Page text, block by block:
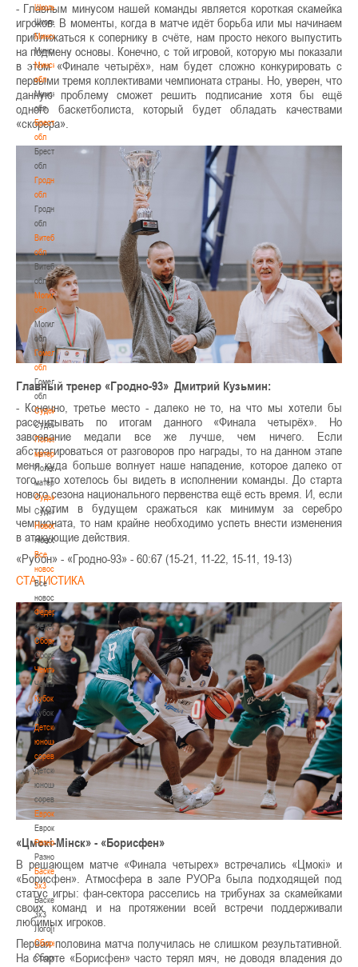
Школы
Школы
Минск
Минск
Минская
обл
Минская
обл
Брестская
обл
Брестская
обл
Гродненская
обл
Гродненская
обл
Витебская
обл
Витебская
обл
Могилевская
обл
Могилевская
обл
Гомельская
обл
Гомельская
обл
Судейство
Судейство
Полезные
материалы
Полезные
материалы
Судьи
Судьи
Новости
Новости
Все
новости
Все
новости
Федерация
Федерация
Сборные
Сборные
Чемпионат
Чемпионат
Кубок
Кубок
Детско-
юношеские
соревнования
Детско-
юношеские
соревнования
Еврокубки
Еврокубки
Разное
Разное
Баскетбол
3х3
Баскетбол
3х3
Лого[modid=121]
Сборные
Сборные
- Главным минусом нашей команды является короткая скамейка
игроков. В моменты, когда в матче идёт борьба или мы начинаем
приближаться к сопернику в счёте, нам просто некого выпустить
на подмену основы. Конечно, с той игровой, которую мы показали
в этом «Финале четырёх», нам будет сложно конкурировать с
первыми тремя коллективами чемпионата страны. Но, уверен, что
данную проблему сможет решить подписание хотя бы ещё
одного баскетболиста, который будет обладать качествами
«скорера».
Главный тренер «Гродно-93» Дмитрий Кузьмин:
- Конечно, третье место - далеко не то, на что мы хотели бы
рассчитывать по итогам данного «Финала четырёх». Но
завоевание медали все же лучше, чем ничего. Если
абстрагироваться от разговоров про награды, то на данном этапе
меня куда больше волнует наше нападение, которое далеко от
того, что хотелось бы видеть в исполнении команды. До старта
нового сезона национального первенства ещё есть время. И, если
мы хотим в будущем сражаться как минимум за серебро
чемпионата, то нам крайне необходимо успеть внести изменения
в атакующие действия.
«Рубон» - «Гродно-93» - 60:67 (15-21, 11-22, 15-11, 19-13)
СТАТИСТИКА
«Цмокi-Мiнск» - «Борисфен»
В решающем матче «Финала четырех» встречались «Цмокi» и
«Борисфен». Атмосфера в зале РУОРа была подходящей под
статус игры: фан-сектора расселись на трибунах за скамейками
своих команд и на протяжении всей встречи поддерживали
любимых игроков.
Первая половина матча получилась не слишком результативной.
На старте «Борисфен» часто терял мяч, не доводя владения до